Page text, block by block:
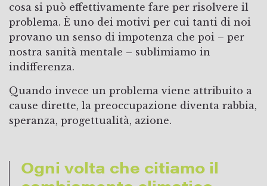
cosa si può effettivamente fare per risolvere il
problema. È uno dei motivi per cui tanti di noi
provano un senso di impotenza che poi – per
nostra sanità mentale – sublimiamo in
indifferenza.
Quando invece un problema viene attribuito a
cause dirette, la preoccupazione diventa rabbia,
speranza, progettualità, azione.
Ogni volta che citiamo il